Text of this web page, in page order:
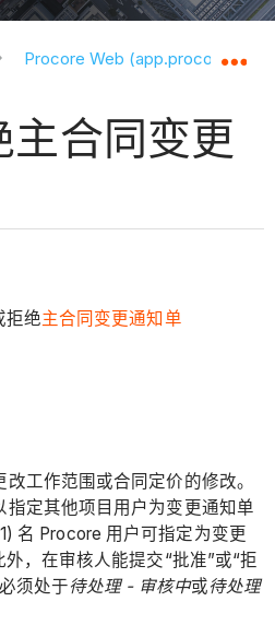
层次
Procore Web
主合同变更
拒绝主合同变更通知单
工作范围或合同定价的修改。
定其他项目用户为变更通知单
名 Procore 用户可指定为变更
，在审核人能提交“批准”或“拒
须处于待处理 - 审核中或待处理